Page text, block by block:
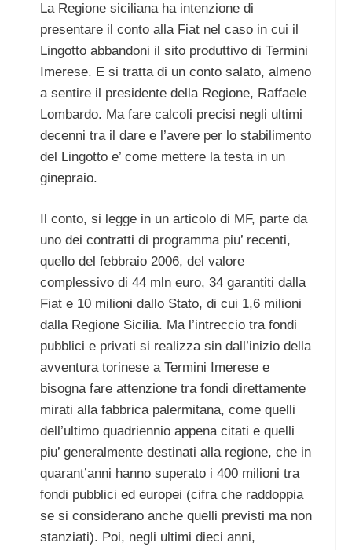
La Regione siciliana ha intenzione di
presentare il conto alla Fiat nel caso in cui il
Lingotto abbandoni il sito produttivo di Termini
Imerese. E si tratta di un conto salato, almeno
a sentire il presidente della Regione, Raffaele
Lombardo. Ma fare calcoli precisi negli ultimi
decenni tra il dare e l’avere per lo stabilimento
del Lingotto e’ come mettere la testa in un
ginepraio.
Il conto, si legge in un articolo di MF, parte da
uno dei contratti di programma piu’ recenti,
quello del febbraio 2006, del valore
complessivo di 44 mln euro, 34 garantiti dalla
Fiat e 10 milioni dallo Stato, di cui 1,6 milioni
dalla Regione Sicilia. Ma l’intreccio tra fondi
pubblici e privati si realizza sin dall’inizio della
avventura torinese a Termini Imerese e
bisogna fare attenzione tra fondi direttamente
mirati alla fabbrica palermitana, come quelli
dell’ultimo quadriennio appena citati e quelli
piu’ generalmente destinati alla regione, che in
quarant’anni hanno superato i 400 milioni tra
fondi pubblici ed europei (cifra che raddoppia
se si considerano anche quelli previsti ma non
stanziati). Poi, negli ultimi dieci anni,